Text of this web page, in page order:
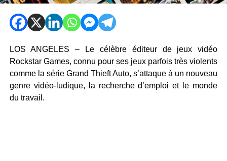
LOS ANGELES – Le célèbre éditeur de jeux vidéo
Rockstar Games, connu pour ses jeux parfois très violents
comme la série Grand Thieft Auto, s’attaque à un nouveau
genre vidéo-ludique, la recherche d’emploi et le monde
du travail.